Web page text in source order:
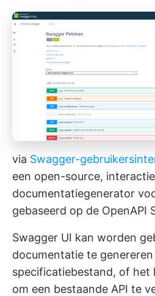
via Swagger-
een open-source,
documentatiegenerator
gebaseerd op de OpenAPI
Swagger UI kan worden
documentatie te
specificatiebestand, of het
om een bestaande API te